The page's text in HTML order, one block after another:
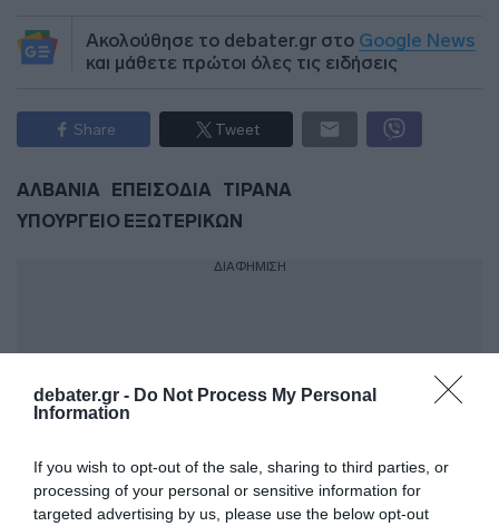
debater.gr - Do Not Process My Personal
Information
If you wish to opt-out of the sale, sharing to third parties, or
processing of your personal or sensitive information for
targeted advertising by us, please use the below opt-out
Ακολούθησε το debater.gr στο Google News
και μάθετε πρώτοι όλες τις ειδήσεις
Share Tweet
ΑΛΒΑΝΙΑ ΕΠΕΙΣΟΔΙΑ
ΤΙΡΑΝΑ
ΥΠΟΥΡΓΕΙΟ ΕΞΩΤΕΡΙΚΩΝ
ΔΙΑΦΗΜΙΣΗ